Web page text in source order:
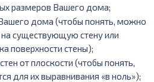
размеров Вашего дома;
Вашего дома (чтобы понять, можно
существующую стену или
поверхности стены);
от плоскости (чтобы понять,
для их выравнивания «в ноль»);